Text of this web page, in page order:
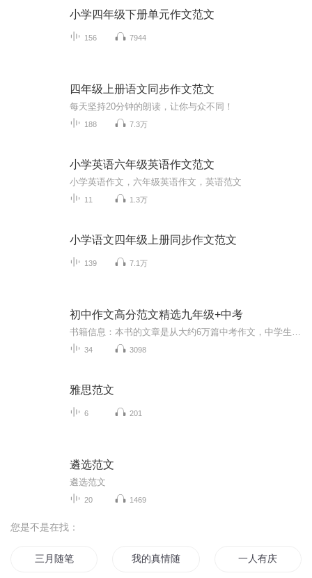
小学四年级下册单元作文范文
156 7944
四年级上册语文同步作文范文
每天坚持20分钟的朗读，让你与众不同！
188 7.3万
小学英语六年级英语作文范文
小学英语作文，六年级英语作文，英语范文
11 1.3万
小学语文四年级上册同步作文范文
139 7.1万
初中作文高分范文精选九年级+中考
34 3098
雅思范文
6 201
遴选范文
遴选范文
20 1469
您是不是在找：
三月随笔 我的真情随笔 一人有庆